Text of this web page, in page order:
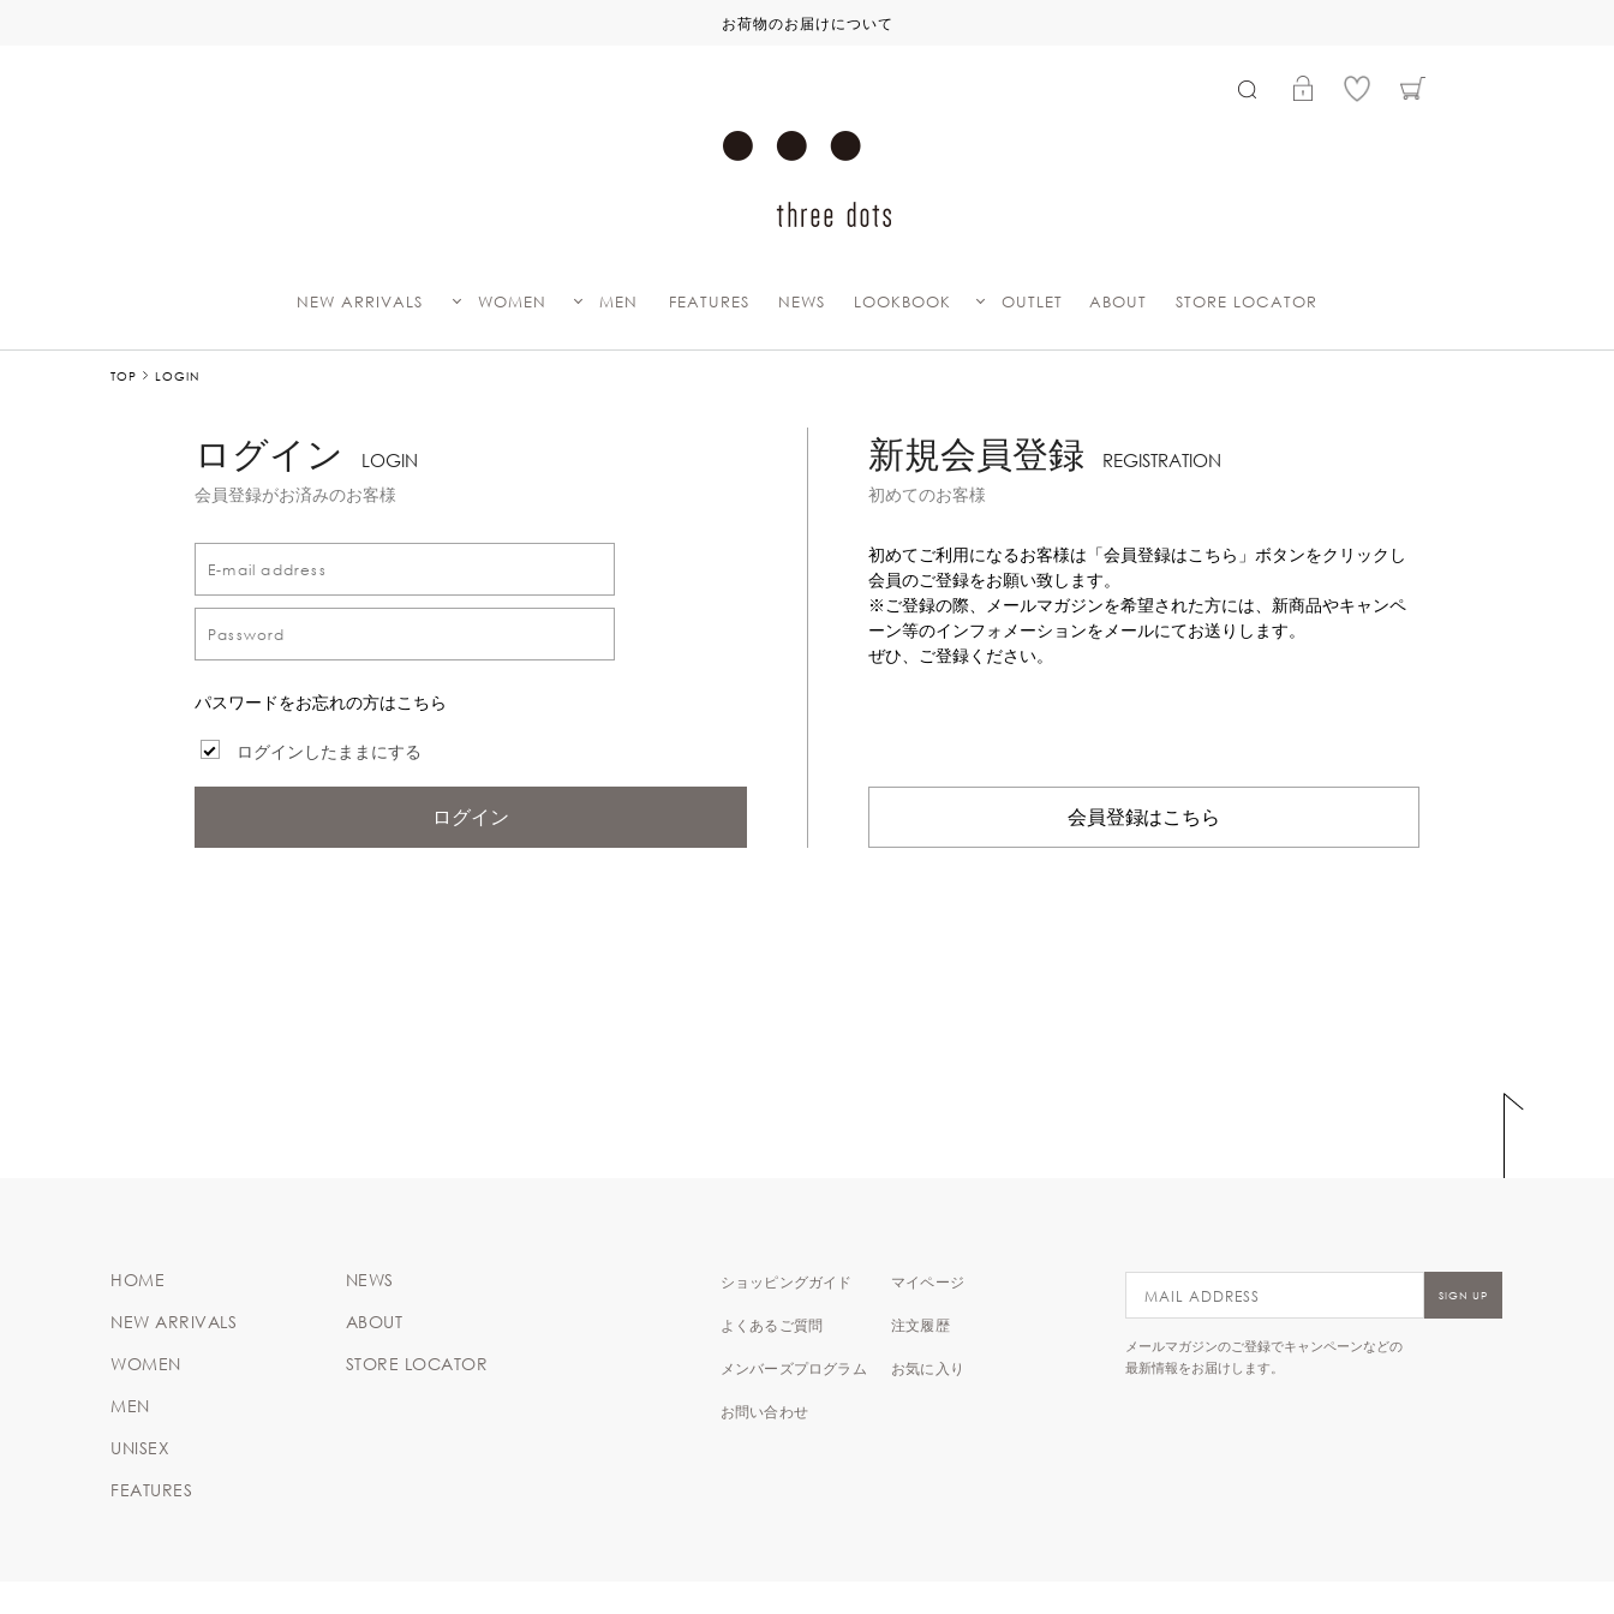
お荷物のお届けについて
NEW ARRIVALS WOMEN MEN FEATURES NEWS LOOKBOOK OUTLET ABOUT STORE LOCATOR
TOP LOGIN
ログイン LOGIN
会員登録がお済みのお客様
パスワードをお忘れの方はこちら
ログインしたままにする
ログイン
新規会員登録 REGISTRATION
初めてのお客様
初めてご利用になるお客様は「会員登録はこちら」ボタンをクリックし
会員のご登録をお願い致します。
※ご登録の際、メールマガジンを希望された方には、新商品やキャンペ
ーン等のインフォメーションをメールにてお送りします。
ぜひ、ご登録ください。
会員登録はこちら
HOME
NEW ARRIVALS
WOMEN
MEN
UNISEX
FEATURES
NEWS
ABOUT
STORE LOCATOR
ショッピングガイド
よくあるご質問
メンバーズプログラム
お問い合わせ
マイページ
注文履歴
お気に入り
メールマガジンのご登録でキャンペーンなどの
最新情報をお届けします。